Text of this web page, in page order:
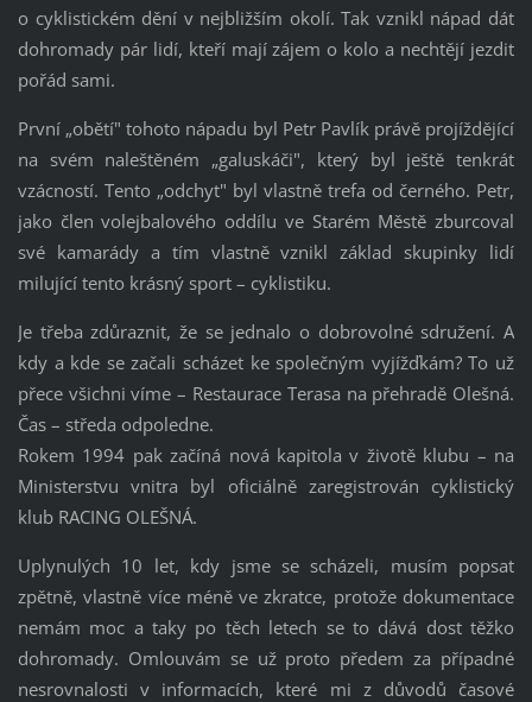
o cyklistickém dění v nejbližším okolí. Tak vznikl nápad dát
dohromady pár lidí, kteří mají zájem o kolo a nechtějí jezdit
pořád sami.
První „obětí" tohoto nápadu byl Petr Pavlík právě projíždějící
na svém naleštěném „galuskáči", který byl ještě tenkrát
vzácností. Tento „odchyt" byl vlastně trefa od černého. Petr,
jako člen volejbalového oddílu ve Starém Městě zburcoval
své kamarády a tím vlastně vznikl základ skupinky lidí
milující tento krásný sport – cyklistiku.
Je třeba zdůraznit, že se jednalo o dobrovolné sdružení. A
kdy a kde se začali scházet ke společným vyjížďkám? To už
přece všichni víme – Restaurace Terasa na přehradě Olešná.
Čas – středa odpoledne.
Rokem 1994 pak začíná nová kapitola v životě klubu – na
Ministerstvu vnitra byl oficiálně zaregistrován cyklistický
klub RACING OLEŠNÁ.
Uplynulých 10 let, kdy jsme se scházeli, musím popsat
zpětně, vlastně více méně ve zkratce, protože dokumentace
nemám moc a taky po těch letech se to dává dost těžko
dohromady. Omlouvám se už proto předem za případné
nesrovnalosti v informacích, které mi z důvodů časové